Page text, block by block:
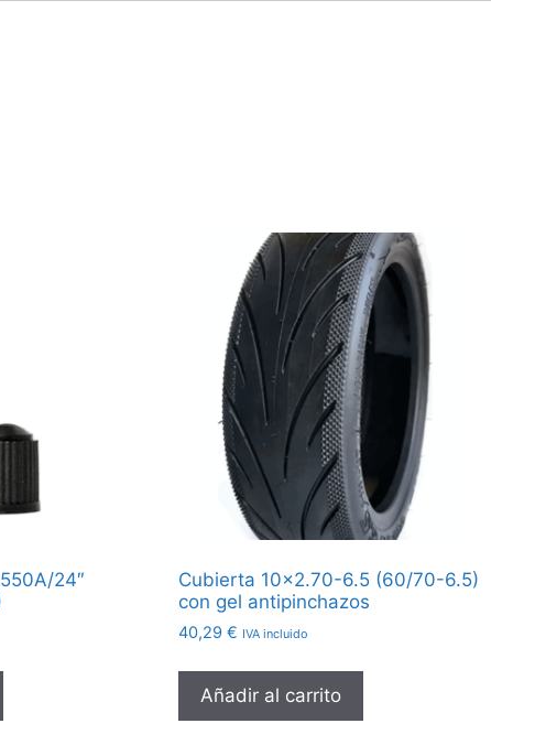
24″
Cubierta 10×2.70-6.5 (60/70-6.5)
con gel antipinchazos
40,29€ IVA incluido
Añadir al carrito